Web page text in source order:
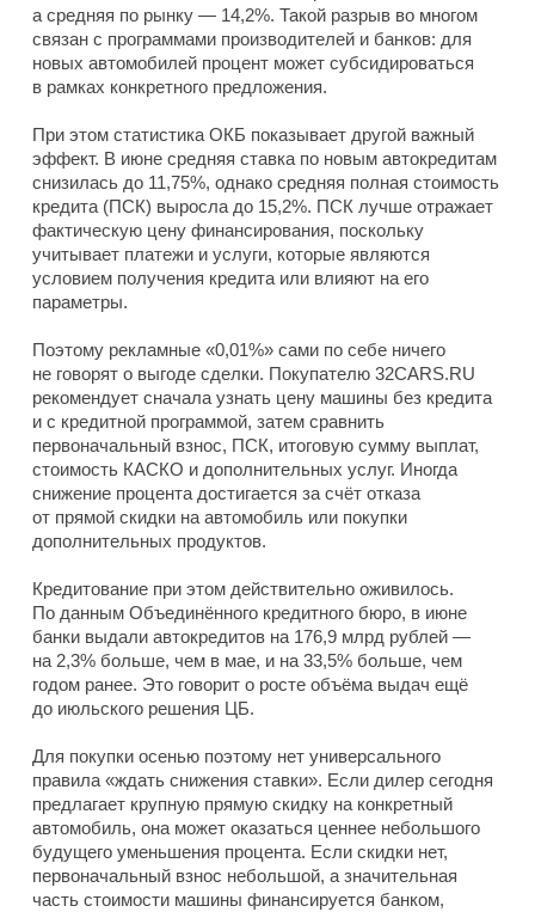
а средняя по рынку — 14,2%. Такой разрыв во многом
связан с программами производителей и банков: для
новых автомобилей процент может субсидироваться
в рамках конкретного предложения.
При этом статистика ОКБ показывает другой важный
эффект. В июне средняя ставка по новым автокредитам
снизилась до 11,75%, однако средняя полная стоимость
кредита (ПСК) выросла до 15,2%. ПСК лучше отражает
фактическую цену финансирования, поскольку
учитывает платежи и услуги, которые являются
условием получения кредита или влияют на его
параметры.
Поэтому рекламные «0,01%» сами по себе ничего
не говорят о выгоде сделки. Покупателю 32CARS.RU
рекомендует сначала узнать цену машины без кредита
и с кредитной программой, затем сравнить
первоначальный взнос, ПСК, итоговую сумму выплат,
стоимость КАСКО и дополнительных услуг. Иногда
снижение процента достигается за счёт отказа
от прямой скидки на автомобиль или покупки
дополнительных продуктов.
Кредитование при этом действительно оживилось.
По данным Объединённого кредитного бюро, в июне
банки выдали автокредитов на 176,9 млрд рублей —
на 2,3% больше, чем в мае, и на 33,5% больше, чем
годом ранее. Это говорит о росте объёма выдач ещё
до июльского решения ЦБ.
Для покупки осенью поэтому нет универсального
правила «ждать снижения ставки». Если дилер сегодня
предлагает крупную прямую скидку на конкретный
автомобиль, она может оказаться ценнее небольшого
будущего уменьшения процента. Если скидки нет,
первоначальный взнос небольшой, а значительная
часть стоимости машины финансируется банком,